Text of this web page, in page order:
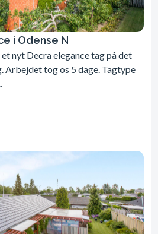
i Odense N
nyt Decra elegance tag på det
Arbejdet tog os 5 dage. Tagtype